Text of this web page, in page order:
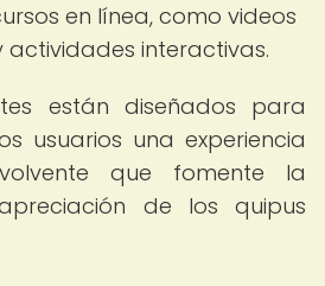
en línea, como videos
actividades interactivas.
están diseñados para
usuarios una experiencia
que fomente la
de los quipus